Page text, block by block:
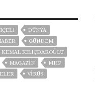
DÜNYA
GÜNDEM
KEMAL KILIÇDAROĞLU
MAGAZİN
MHP
VIRÜS